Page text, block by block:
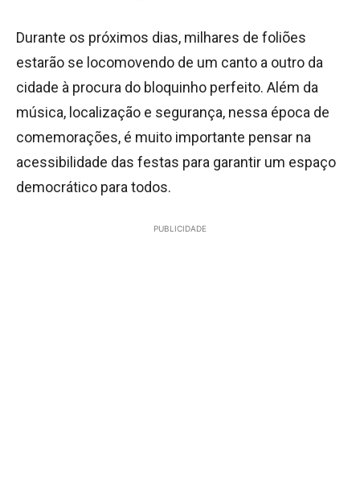
Durante os próximos dias, milhares de foliões
estarão se locomovendo de um canto a outro da
cidade à procura do bloquinho perfeito. Além da
música, localização e segurança, nessa época de
comemorações, é muito importante pensar na
acessibilidade das festas para garantir um espaço
democrático para todos.
PUBLICIDADE